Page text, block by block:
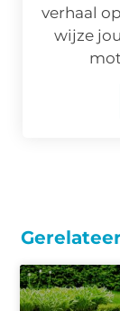
verhaal
wijze